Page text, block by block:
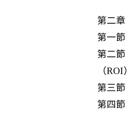
第二
第一節
第二節
（ROI）
第三節
第四節